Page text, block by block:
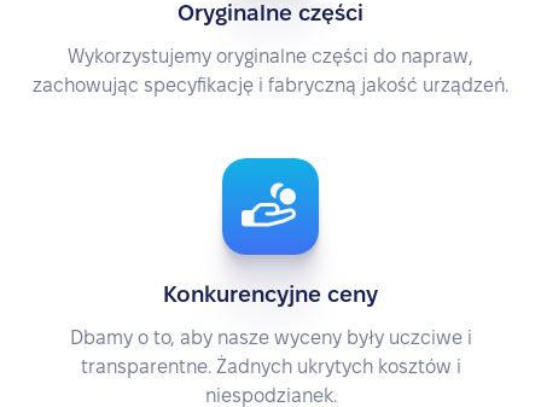
Oryginalne części
Wykorzystujemy oryginalne części do napraw,
zachowując specyfikację i fabryczną jakość urządzeń.
Konkurencyjne ceny
Dbamy o to, aby nasze wyceny były uczciwe i
transparentne. Żadnych ukrytych kosztów i
niespodzianek.